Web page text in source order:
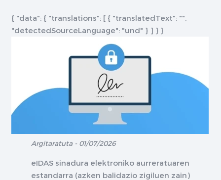
{ "data": { "translations": [ { "translatedText": "",
"detectedSourceLanguage": "und" } ] } }
Argitaratuta - 01/07/2026
eIDAS sinadura elektroniko aurreratuaren
estandarra (azken balidazio zigiluen zain)